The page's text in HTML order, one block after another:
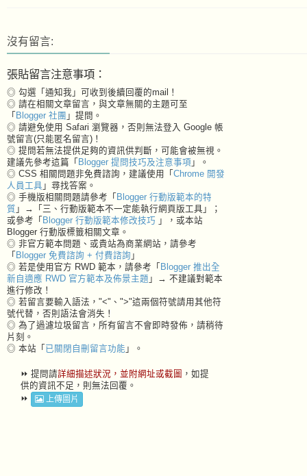
沒有留言:
張貼留言注意事項：
◎ 勾選「通知我」可收到後續回覆的mail！
◎ 請在相關文章留言，與文章無關的主題可至
「 Blogger 社團 」提問。
◎ 請避免使用 Safari 瀏覽器，否則無法登入 Google 帳
號留言(只能匿名留言)！
◎ 提問若無法提供足夠的資訊供判斷，可能會被無視。
建議先參考這篇「 Blogger 提問技巧及注意事項 」。
◎ CSS 相關問題非免費諮詢，建議使用「 Chrome 開發
人員工具 」尋找答案。
◎ 手機版相關問題請參考「 Blogger 行動版範本的特
質 」→「三、行動版範本不一定能執行網頁版工具」；
或參考「 Blogger 行動版範本修改技巧 」，或本站
Blogger 行動版標籤相關文章。
◎ 非官方範本問題、或貴站為商業網站，請參考
「 Blogger 免費諮詢 + 付費諮詢 」
◎ 若是使用官方 RWD 範本，請參考「 Blogger 推出全
新自適應 RWD 官方範本及佈景主題 」→ 不建議對範本
進行修改！
◎ 若留言要輸入語法，"<"、">"這兩個符號請用其他符
號代替，否則語法會消失！
◎ 為了過濾垃圾留言，所有留言不會即時發佈，請稍待
片刻。
◎ 本站「 已關閉自刪留言功能 」。
⏩ 提問請詳細描述狀況，並附網址或截圖 ，如提
供的資訊不足，則無法回覆。
⏩
上傳圖片